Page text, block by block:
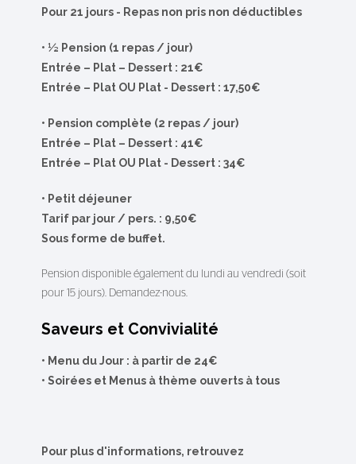
Pour 21 jours - Repas non pris non déductibles
• ½ Pension (1 repas / jour)
Entrée – Plat – Dessert : 21€
Entrée – Plat OU Plat - Dessert : 17,50€
• Pension complète (2 repas / jour)
Entrée – Plat – Dessert : 41€
Entrée – Plat OU Plat - Dessert : 34€
• Petit déjeuner
Tarif par jour / pers. : 9,50€
Sous forme de buffet.
Pension disponible également du lundi au vendredi (soit
pour 15 jours). Demandez-nous.
Saveurs et Convivialité
• Menu du Jour : à partir de 24€
•Soirées et Menus à thème ouverts à tous
Pour plus d'informations, retrouvez